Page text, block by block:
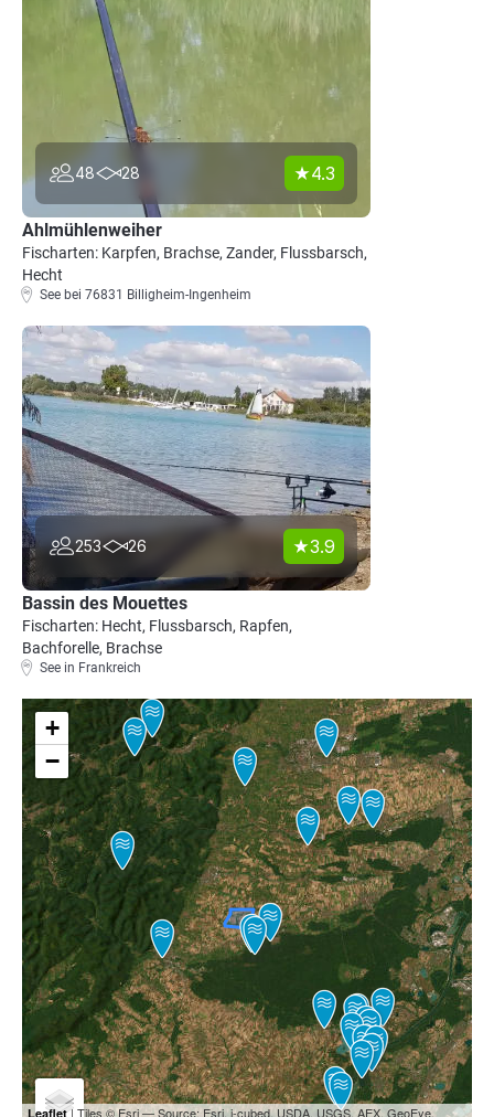
48 28 4.3
Ahlmühlenweiher
Fischarten: Karpfen, Brachse, Zander, Flussbarsch,
Hecht
See bei 76831 Billigheim-Ingenheim
253 26 3.9
Bassin des Mouettes
Fischarten: Hecht, Flussbarsch, Rapfen,
Bachforelle, Brachse
See in Frankreich
+
−
Leaflet| Tiles © Esri — Source: Esri, i-cubed, USDA, USGS, AEX, GeoEye,